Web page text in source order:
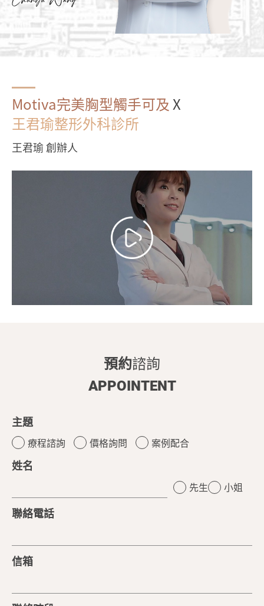
Motiva完美胸型觸手可及X
王君瑜整形外科診所
王君瑜 創辦人
預約諮詢
APPOINTENT
主題
療程諮詢 價格詢問 案例配合
姓名
先生 小姐
聯絡電話
信箱